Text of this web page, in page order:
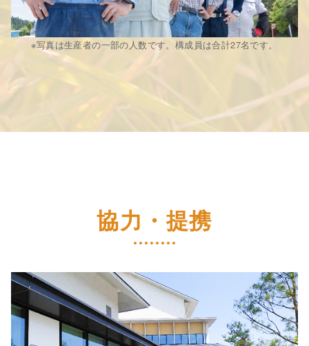
※写真は生産者の一部の人数です。構成員は合計27名です。
協力・提携